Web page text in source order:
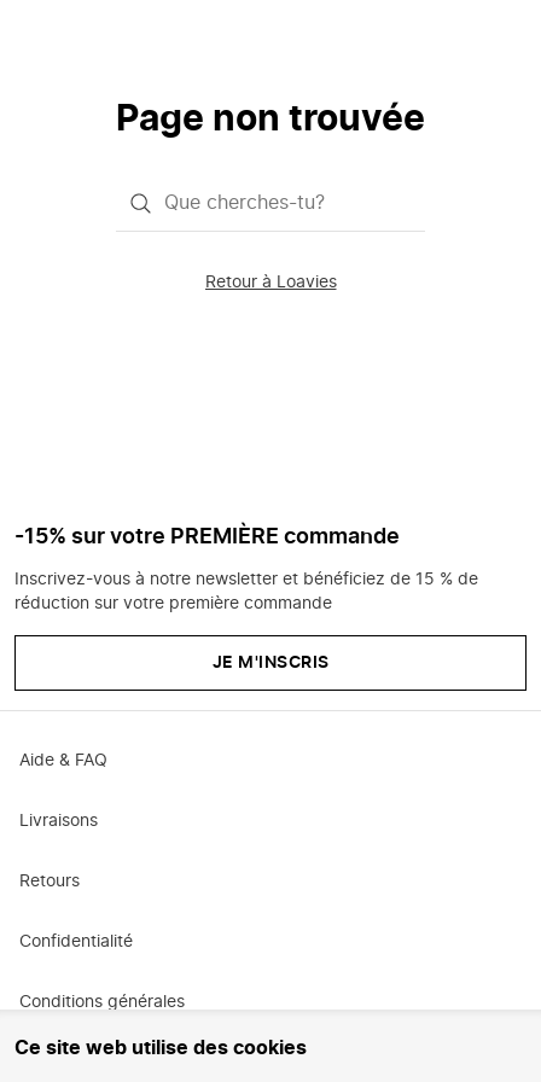
Ce site web utilise des cookies
Page non trouvée
Qu'est-
Retour à Loavies
-15% sur votre PREMIÈRE commande
Inscrivez-vous à notre newsletter et bénéficiez de 15 % de
réduction sur votre première commande
JE M'INSCRIS
Aide & FAQ
Livraisons
Retours
Confidentialité
Conditions générales